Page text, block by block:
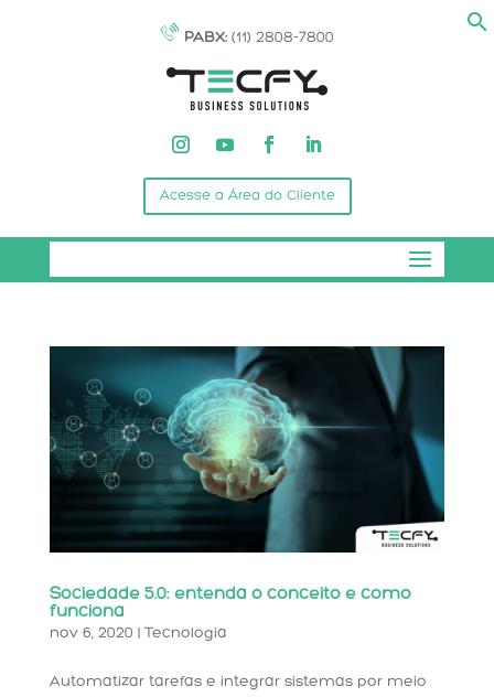
PABX: (11) 2808-7800
Acesse a Área do Cliente
Sociedade 5.0: entenda o conceito e como
funciona
nov 6, 2020 Tecnologia
Automatizar tarefas e integrar sistemas por meio